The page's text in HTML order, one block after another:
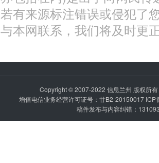
若有来源标注错误或侵犯了
与本网联系，我们将及时更
Copyright © 2007-2022 信息兰州 版权所
增值电信业务经营许可证号：甘B2-20150017 ICP
稿件发布与内容纠错：